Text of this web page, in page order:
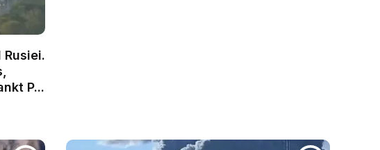
P...